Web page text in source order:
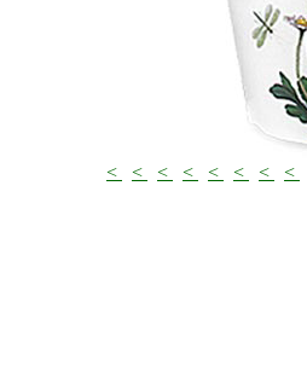
< < < < < < < <